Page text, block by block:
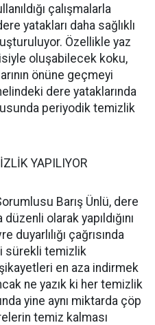
çalışmalarla
yatakları daha sağlıklı
Özellikle yaz
oluşabilecek koku,
önüne geçmeyi
dere yataklarında
periyodik temizlik
YAPILIYOR
Barış Ünlü, dere
olarak yapıldığını
duyarlılığı çağrısında
sürekli temizlik
şikayetleri en aza indirmek
ne yazık ki her temizlik
yine aynı miktarda çöp
temiz kalması